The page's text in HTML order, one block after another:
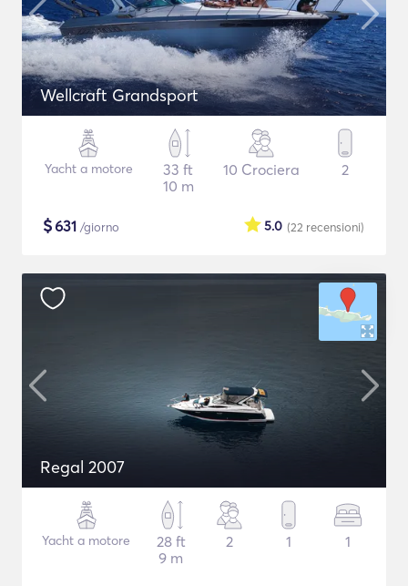
Wellcraft Grandsport
Yacht a motore
33 ft
10 m
10 Crociera 2
$631 /giorno (22 recensioni)
5.0
Regal 2007
Yacht a motore
28 ft
9 m
2 1 1